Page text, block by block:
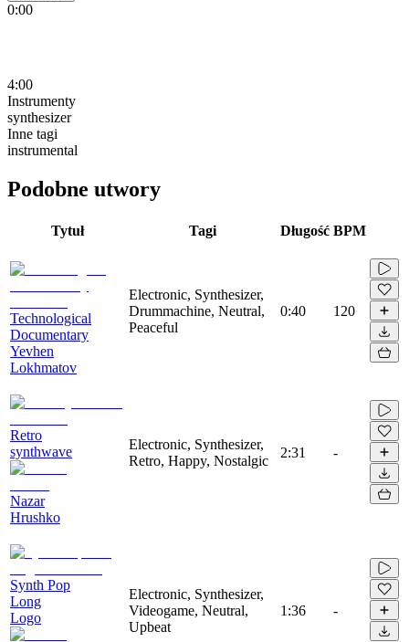
0:00
4:00
Instrumenty
synthesizer
Inne tagi
instrumental
Podobne utwory
Tytuł Tagi Długość BPM
Technological
Documentary
Yevhen
Lokhmatov
Electronic, Synthesizer,
Drummachine, Neutral,
Peaceful
0:40 120
Retro
synthwave
Nazar
Hrushko
Electronic, Synthesizer,
Retro, Happy, Nostalgic
2:31 -
Synth Pop
Long
Logo
Electronic, Synthesizer,
Videogame, Neutral,
Upbeat
1:36 -